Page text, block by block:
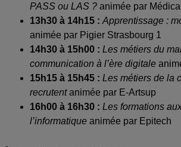
PASS ou LAS ? animée par
13h30 à 14h15 : Apprentissage :
animée par Pigier Strasbourg 1
14h30 à 15h00 : Les métiers du
communication à l’ère digitale
15h15 à 15h45 : Les métiers de la
recrutentanimée par E-Artsup
16h00 à 16h30 : Les formations
l’informatique animée par Epitech